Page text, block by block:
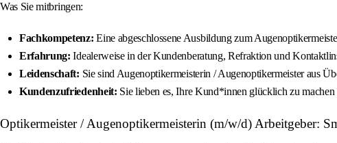
Was Sie mitbringen:
Fachkompetenz: Eine abgeschlossene Ausbildung zum
Erfahrung: Idealerweise in der Kundenberatung, Refraktion und
Leidenschaft: Sie sind Augenoptikermeisterin / Augenoptikermeister aus
Kundenzufriedenheit: Sie lieben es, Ihre Kund*innen glücklich zu
Optikermeister / Augenoptikermeisterin (m/w/d) Arbeitgeber: